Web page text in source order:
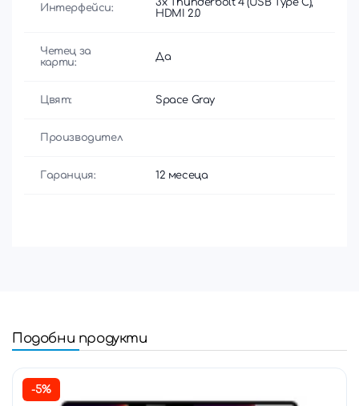
Интерфейси:
HDMI 2.0
Четец за
карти:
Да
Цвят: Space Gray
Производител
Гаранция: 12 месеца
Подобни продукти
-5%